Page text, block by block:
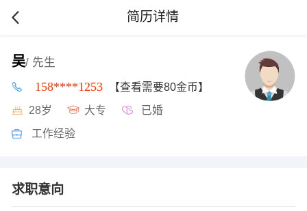
简历详情
吴/ 先生
158****1253 【查看需要80金币】
28岁 大专 已婚
工作经验
求职意向